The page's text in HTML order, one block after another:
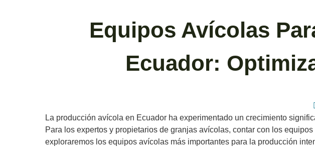
Equipos Avícolas
Ecuador:
La producción avícola en Ecuador ha experimentado un crecimiento
Para los expertos y propietarios de granjas avícolas, contar con los
exploraremos los equipos avícolas más importantes para la producción